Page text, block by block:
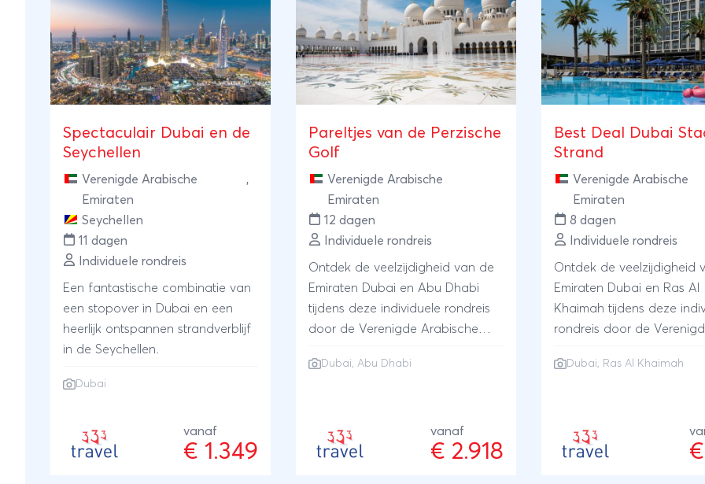
Spectaculair Dubai en de
Seychellen
Verenigde Arabische
Emiraten
,
Seychellen
11 dagen
Individuele rondreis
Een fantastische combinatie van
een stopover in Dubai en een
heerlijk ontspannen strandverblijf
in de Seychellen.
Dubai
vanaf
€ 1.349
Pareltjes van de Perzische
Golf
Verenigde Arabische
Emiraten
12 dagen
Individuele rondreis
Ontdek de veelzijdigheid van de
Emiraten Dubai en Abu Dhabi
tijdens deze individuele rondreis
door de Verenigde Arabische
geniet je van moderne steden,
Dubai, Abu Dhabi
vanaf
€ 2.918
Best Deal Dubai
Strand
Verenigde Arabische
Emiraten
8 dagen
Individuele rondreis
Ontdek de veelzijdigheid
Emiraten Dubai en Ras Al
Khaimah tijdens deze
rondreis door de
boeiende reis geniet je
Dubai, Ras Al Khaimah